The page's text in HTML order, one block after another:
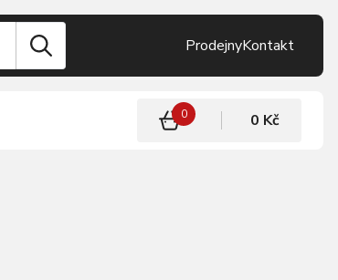
ProdejnyKontakt
0 0 Kč